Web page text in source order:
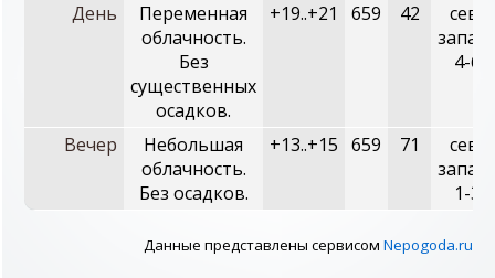
День
Переменная
облачность.
Без
существенных
осадков.
+19..+21 659 42
4-6
Вечер
Небольшая
облачность.
Без осадков.
+13..+15 659 71
1-3
Данные представлены сервисом Nepogoda.ru